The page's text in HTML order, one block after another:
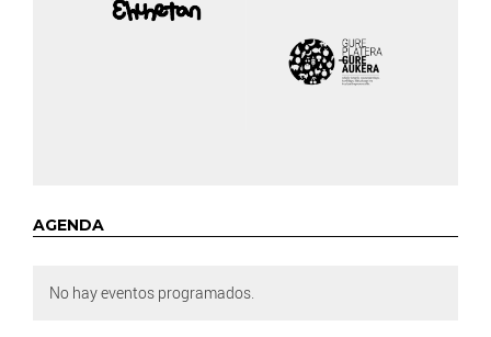
AGENDA
No hay eventos programados.